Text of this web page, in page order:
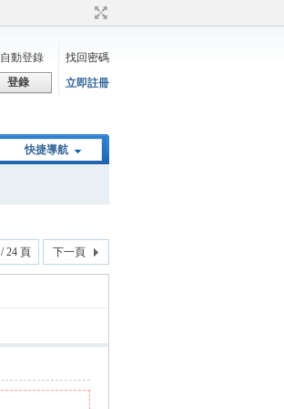
自動登錄
找回密碼
登錄
立即註冊
快捷導航
/ 24 頁 下一頁